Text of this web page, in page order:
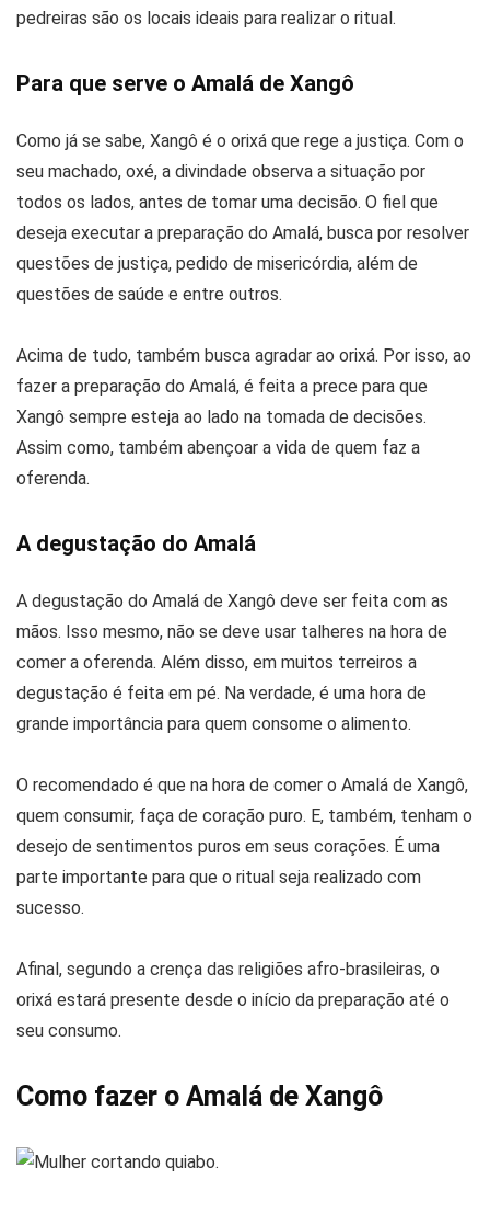
pedreiras são os locais ideais para realizar o ritual.
Para que serve o Amalá de Xangô
Como já se sabe, Xangô é o orixá que rege a justiça. Com o
seu machado, oxé, a divindade observa a situação por
todos os lados, antes de tomar uma decisão. O fiel que
deseja executar a preparação do Amalá, busca por resolver
questões de justiça, pedido de misericórdia, além de
questões de saúde e entre outros.
Acima de tudo, também busca agradar ao orixá. Por isso, ao
fazer a preparação do Amalá, é feita a prece para que
Xangô sempre esteja ao lado na tomada de decisões.
Assim como, também abençoar a vida de quem faz a
oferenda.
A degustação do Amalá
A degustação do Amalá de Xangô deve ser feita com as
mãos. Isso mesmo, não se deve usar talheres na hora de
comer a oferenda. Além disso, em muitos terreiros a
degustação é feita em pé. Na verdade, é uma hora de
grande importância para quem consome o alimento.
O recomendado é que na hora de comer o Amalá de Xangô,
quem consumir, faça de coração puro. E, também, tenham o
desejo de sentimentos puros em seus corações. É uma
parte importante para que o ritual seja realizado com
sucesso.
Afinal, segundo a crença das religiões afro-brasileiras, o
orixá estará presente desde o início da preparação até o
seu consumo.
Como fazer o Amalá de Xangô